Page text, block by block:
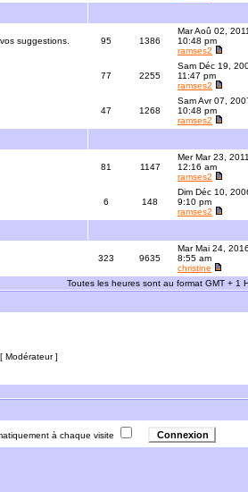
suggestions.
95 1386
Mar Aoû 02, 2011
10:48 pm
ramses2
77 2255
Sam Déc 19,
11:47 pm
ramses2
47 1268
Sam Avr 07,
10:48 pm
ramses2
81 1147
Mer Mar 23, 2011
12:16 am
ramses2
6 148
Dim Déc 10,
9:10 pm
ramses2
323 9635
Mar Mai 24, 2016
8:55 am
christine
Toutes les heures sont au format GMT + 1
Modérateur]
à chaque visite